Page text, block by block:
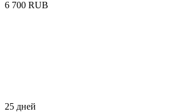
6 700 RUB
25 дней